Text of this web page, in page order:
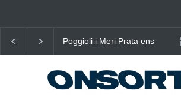
Poggioli i Meri Prata ens
NOSALTRES’